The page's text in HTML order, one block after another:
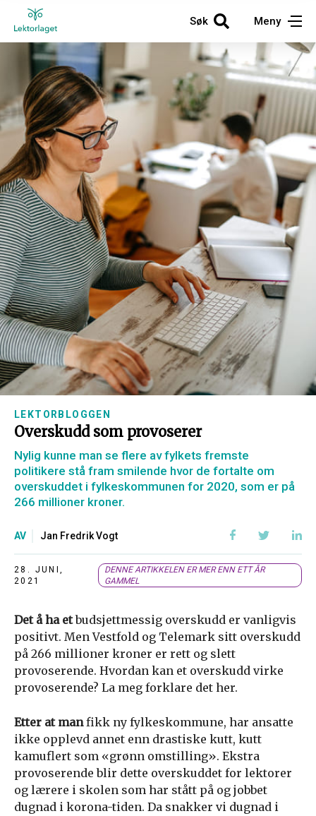
Søk Meny
LEKTORBLOGGEN
Overskudd som provoserer
Nylig kunne man se flere av fylkets fremste
politikere stå fram smilende hvor de fortalte om
overskuddet i fylkeskommunen for 2020, som er på
266 millioner kroner.
AV Jan Fredrik Vogt
28. JUNI,
2021
DENNE ARTIKKELEN ER MER ENN ETT ÅR
GAMMEL
Det å ha etbudsjettmessig overskudd er vanligvis
positivt. Men Vestfold og Telemark sitt overskudd
på 266 millioner kroner er rett og slett
provoserende. Hvordan kan et overskudd virke
provoserende? La meg forklare det her.
Etter at manfikk ny fylkeskommune, har ansatte
ikke opplevd annet enn drastiske kutt, kutt
kamuflert som «grønn omstilling». Ekstra
provoserende blir dette overskuddet for lektorer
og lærere i skolen som har stått på og jobbet
dugnad i korona-tiden. Da snakker vi dugnad i